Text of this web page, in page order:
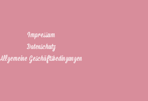
Impressum
Datenschutz
Allgemeine Geschäftsbedingungen